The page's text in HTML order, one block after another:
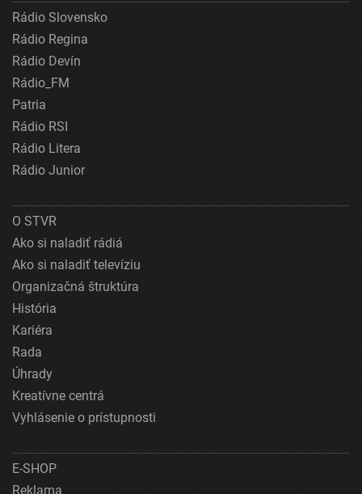
Rádio Slovensko
Rádio Regina
Rádio Devín
Rádio_FM
Patria
Rádio RSI
Rádio Litera
Rádio Junior
O STVR
Ako si naladiť rádiá
Ako si naladiť televíziu
Organizačná štruktúra
História
Kariéra
Rada
Úhrady
Kreatívne centrá
Vyhlásenie o prístupnosti
E-SHOP
Reklama